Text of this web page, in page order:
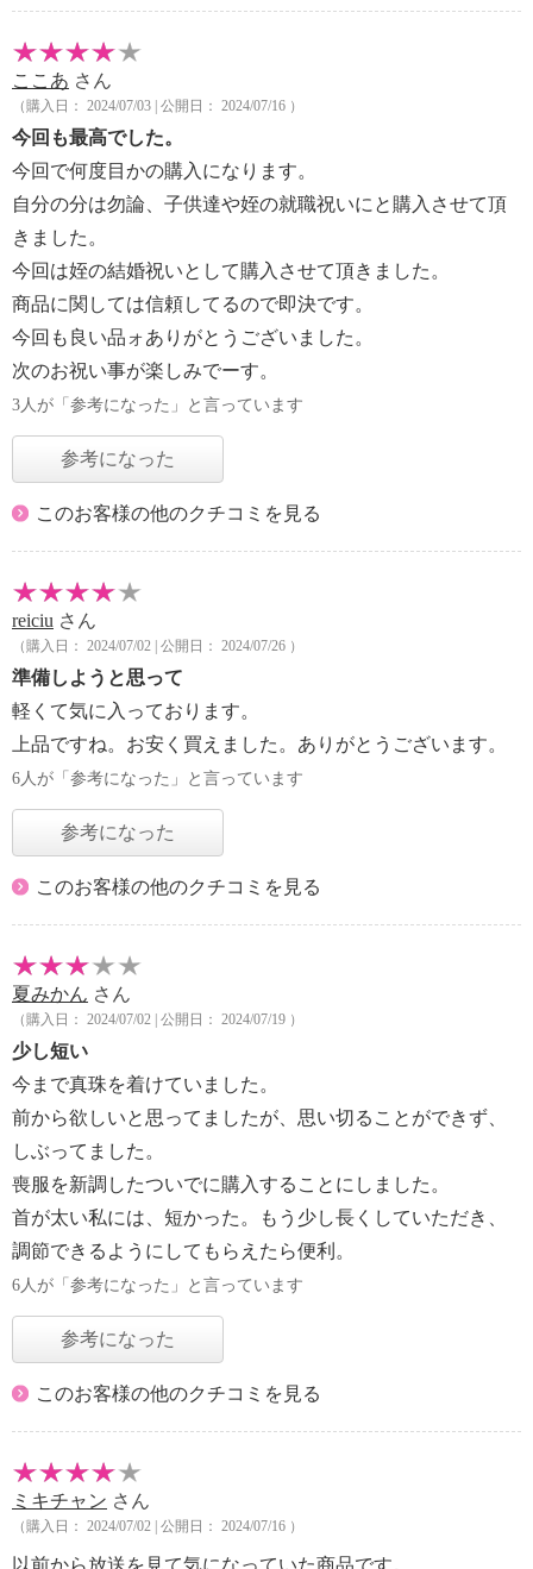
ここあ さん
（購入日： 2024/07/03 | 公開日： 2024/07/16 ）
今回も最高でした。
今回で何度目かの購入になります。
自分の分は勿論、子供達や姪の就職祝いにと購入させて頂
きました。
今回は姪の結婚祝いとして購入させて頂きました。
商品に関しては信頼してるので即決です。
今回も良い品ォありがとうございました。
次のお祝い事が楽しみでーす。
3人が「参考になった」と言っています
参考になった
このお客様の他のクチコミを見る
reiciu さん
（購入日： 2024/07/02 | 公開日： 2024/07/26 ）
準備しようと思って
軽くて気に入っております。
上品ですね。お安く買えました。ありがとうございます。
6人が「参考になった」と言っています
参考になった
このお客様の他のクチコミを見る
夏みかん さん
（購入日： 2024/07/02 | 公開日： 2024/07/19 ）
少し短い
今まで真珠を着けていました。
前から欲しいと思ってましたが、思い切ることができず、
しぶってました。
喪服を新調したついでに購入することにしました。
首が太い私には、短かった。もう少し長くしていただき、
調節できるようにしてもらえたら便利。
6人が「参考になった」と言っています
参考になった
このお客様の他のクチコミを見る
ミキチャン さん
（購入日： 2024/07/02 | 公開日： 2024/07/16 ）
以前から放送を見て気になっていた商品です。